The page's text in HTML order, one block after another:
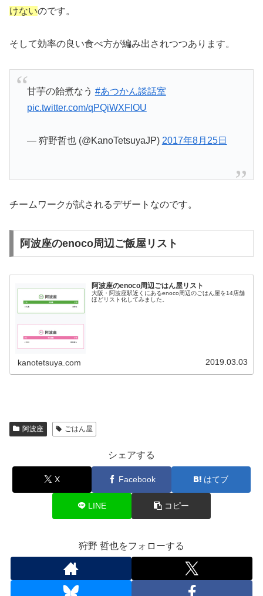
けないのです。
そして効率の良い食べ方が編み出されつつあります。
甘芋の飴煮なう #あつかん談話室
pic.twitter.com/qPQiWXFlOU
— 狩野哲也 (@KanoTetsuyaJP) 2017年8月25日
チームワークが試されるデザートなのです。
阿波座のenoco周辺ご飯屋リスト
阿波座のenoco周辺ごはん屋リスト
大阪・阿波座駅近くにあるenoco周辺のごはん屋を14店舗
ほどリスト化してみました。
kanotetsuya.com 2019.03.03
阿波座 ごはん屋
シェアする
X Facebook はてブ
LINE コピー
狩野 哲也をフォローする